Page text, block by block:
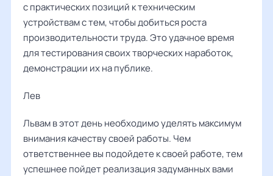
с практических позиций к техническим
устройствам с тем, чтобы добиться роста
производительности труда. Это удачное время
для тестирования своих творческих наработок,
демонстрации их на публике.
Лев ‌‌
Львам в этот день необходимо уделять максимум
внимания качеству своей работы. Чем
ответственнее вы подойдете к своей работе, тем
успешнее пойдет реализация задуманных вами